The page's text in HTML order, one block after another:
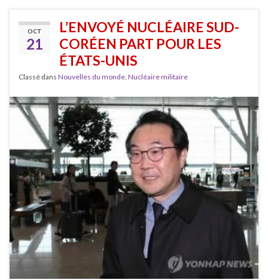
OCT
21
L’ENVOYÉ NUCLÉAIRE SUD-
CORÉEN PART POUR LES
ÉTATS-UNIS
Classé dans Nouvelles du monde Nucléaire militaire